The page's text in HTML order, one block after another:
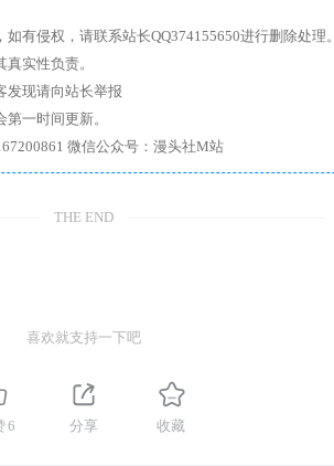
有侵权，请联系站长QQ374155650进行删除处理。
实性负责。
发现请向站长举报
一时间更新。
7、带你进入绅士内部，畅所欲言，释放最真实的自我官方qq群：167200861 微信公众号：漫头社M站
THE END
喜欢就支持一下吧
6 分享 收藏